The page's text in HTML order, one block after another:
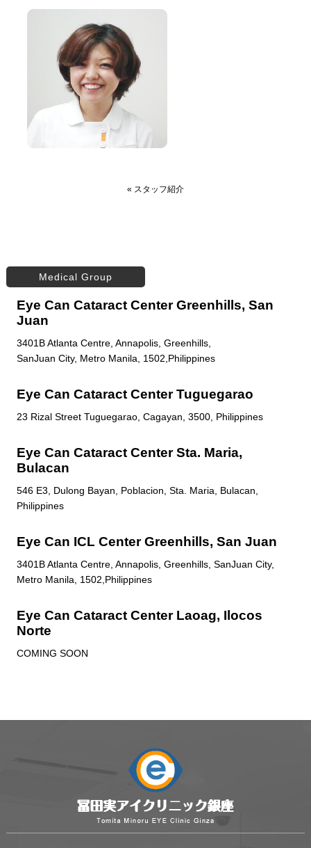
« スタッフ紹介
Medical Group
Eye Can Cataract Center Greenhills, San
Juan
3401B Atlanta Centre, Annapolis, Greenhills,
SanJuan City, Metro Manila, 1502,Philippines
Eye Can Cataract Center Tuguegarao
23 Rizal Street Tuguegarao, Cagayan, 3500, Philippines
Eye Can Cataract Center Sta. Maria,
Bulacan
546 E3, Dulong Bayan, Poblacion, Sta. Maria, Bulacan,
Philippines
Eye Can ICL Center Greenhills, San Juan
3401B Atlanta Centre, Annapolis, Greenhills, SanJuan City,
Metro Manila, 1502,Philippines
Eye Can Cataract Center Laoag, Ilocos
Norte
COMING SOON